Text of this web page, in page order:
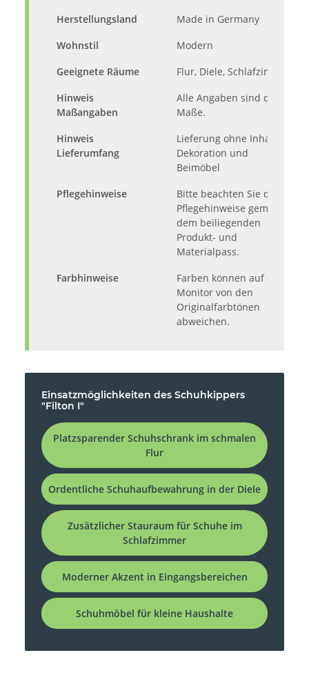
Herstellungsland
Made in Germany
Wohnstil
Modern
Geeignete Räume
Flur, Diele, Schlafzimmer
Hinweis
Maßangaben
Alle Angaben sind ca.-
Maße.
Hinweis
Lieferumfang
Lieferung ohne Inhalt,
Dekoration und
Beimöbel
Pflegehinweise
Bitte beachten Sie die
Pflegehinweise gemäß
dem beiliegenden
Produkt- und
Materialpass.
Farbhinweise
Farben können auf dem
Monitor von den
Originalfarbtönen
abweichen.
Einsatzmöglichkeiten des Schuhkippers
"Filton I"
Platzsparender Schuhschrank im schmalen
Flur
Ordentliche Schuhaufbewahrung in der Diele
Zusätzlicher Stauraum für Schuhe im
Schlafzimmer
Moderner Akzent in Eingangsbereichen
Schuhmöbel für kleine Haushalte